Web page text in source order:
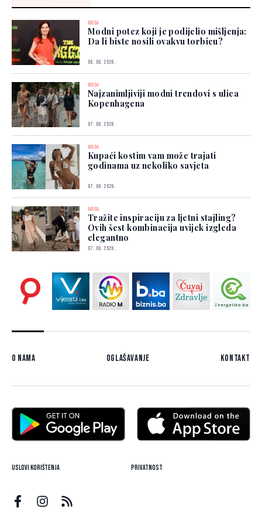
MODA
Modni potez koji je podijelio mišljenja:
Da li biste nosili ovakvu torbicu?
08. 08. 2026.
MODA
Najzanimljiviji modni trendovi s ulica
Kopenhagena
07. 08. 2026.
MODA
Kupaći kostim vam može trajati
godinama uz nekoliko savjeta
07. 08. 2026.
MODA
Tražite inspiraciju za ljetni stajling?
Ovih šest kombinacija uvijek izgleda
elegantno
07. 08. 2026.
O nama Oglašavanje Kontakt
Uslovi korištenja Privatnost